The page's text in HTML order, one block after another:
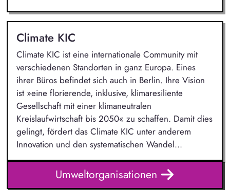
Climate KIC
Climate KIC ist eine internationale Community mit
verschiedenen Standorten in ganz Europa. Eines
ihrer Büros befindet sich auch in Berlin. Ihre Vision
ist »eine florierende, inklusive, klimaresiliente
Gesellschaft mit einer klimaneutralen
Kreislaufwirtschaft bis 2050« zu schaffen. Damit dies
gelingt, fördert das Climate KIC unter anderem
Innovation und den systematischen Wandel...
Umweltorganisationen